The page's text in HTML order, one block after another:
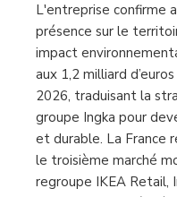
L'entreprise confirme
présence sur le
impact
aux 1,2 milliard
2026, traduisant la
groupe Ingka pour
et durable. La France
le troisième marché
regroupe IKEA Retail,